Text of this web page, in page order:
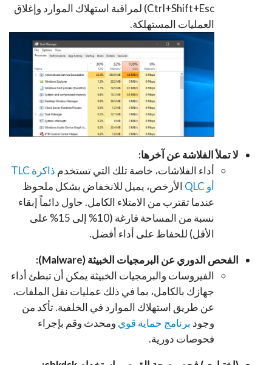
Ctrl+Shift+Esc) لمراقبة استهلاك الموارد وإغلاق
العمليات المستهلكة.
لا تملأ الفلاشة عن آخرها:
أداء الفلاشات، خاصة تلك التي تستخدم
ذاكرة TLC
أو QLC
الأرخص، يميل للانخفاض بشكل ملحوظ
عندما تقترب من الامتلاء الكامل. حاول دائماً إبقاء
نسبة من المساحة فارغة (10% إلى 15% على
الأقل) للحفاظ على أداء أفضل.
الفحص الدوري عن البرمجيات الخبيثة (Malware):
الفيروسات والبرمجيات الخبيثة يمكن أن تبطئ أداء
جهازك بالكامل، بما في ذلك عمليات نقل الملفات،
عن طريق استهلاك الموارد في الخلفية. تأكد من
وجود برنامج حماية قوي ومحدث وقم بإجراء
فحوصات دورية.